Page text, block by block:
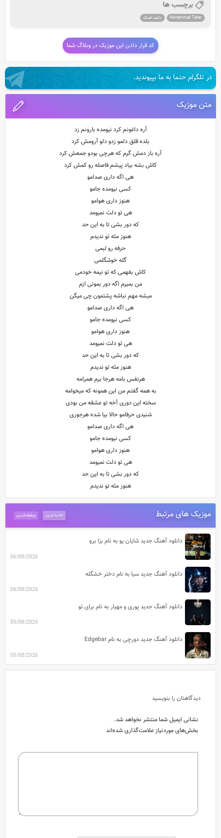
برچسب ها
Mohammad Taher دانلود آهنگ
کد قرار دادن این موزیک در وبلاگ شما
در تلگرام حتما به ما بپیوندید.
متن موزیک
آره داغونم کرد نیومده بارونم زد
بلده قلق دلمو زدو دلو آرومش کرد
آره باز دمش گرم که هرچی بودو جمعش کرد
کاش بشه بیاد پیشم فاصله رو کمش کرد
‌هی اگه داری صدامو
کسی نیومده جامو
هنوز داری هوامو
هی تو دلت نمیومد
که دور بشی تا به این حد
هنوز مثه تو ندیدم
‌حرفه رو لبمی
گله خوشگلمی
کاش بفهمی که تو نیمه خودمی
من بمیرم اگه دور بمونی ازم
میشه مهم نباشه پشتمون چی میگن
هی اگه داری صدامو
کسی نیومده جامو
هنوز داری هوامو
هی تو دلت نمیومد
که دور بشی تا به این حد
هنوز مثه تو ندیدم
هرنفس بامه هرجا برم همرامه
به همه گفتم من این همونه که میخوامه
سخته این دوری آخه تو عشقه من بودی
شنیدی حرفامو حالا بیا شده هرجوری
‌هی اگه داری صدامو
کسی نیومده جامو
هنوز داری هوامو
هی تو دلت نمیومد
که دور بشی تا به این حد
هنوز مثه تو ندیدم
موزیک های مرتبط پرطرفدارترین جدیدترین
دانلود آهنگ جدید شایان یو به نام بزا برو
06/08/2026
دانلود آهنگ جدید سیا به نام دختر خشگله
06/08/2026
دانلود آهنگ جدید پوری و مهیار به نام برای تو
05/08/2026
دانلود آهنگ جدید دورچی به نام Edgebar
05/08/2026
دیدگاهتان را بنویسید
نشانی ایمیل شما منتشر نخواهد شد.
بخش‌های موردنیاز علامت‌گذاری شده‌اند